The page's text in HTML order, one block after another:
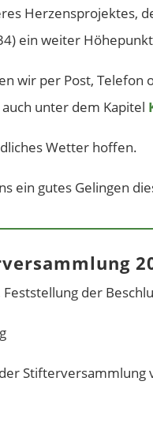
Herzensprojektes,
ein weiter Höhepunkt
wir per Post, Telefon
unter dem Kapitel
Wetter hoffen.
ein gutes Gelingen
der
Stifterversammlung